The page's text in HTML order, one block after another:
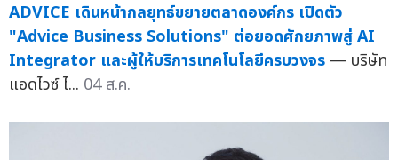
ADVICE เดินหน้ากลยุทธ์ขยายตลาดองค์กร เปิดตัว
"Advice Business Solutions" ต่อยอดศักยภาพสู่ AI
Integrator และผู้ให้บริการเทคโนโลยีครบวงจร — บริษัท
แอดไวซ์ ไ... 04 ส.ค.